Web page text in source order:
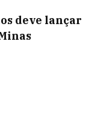
deve lançar